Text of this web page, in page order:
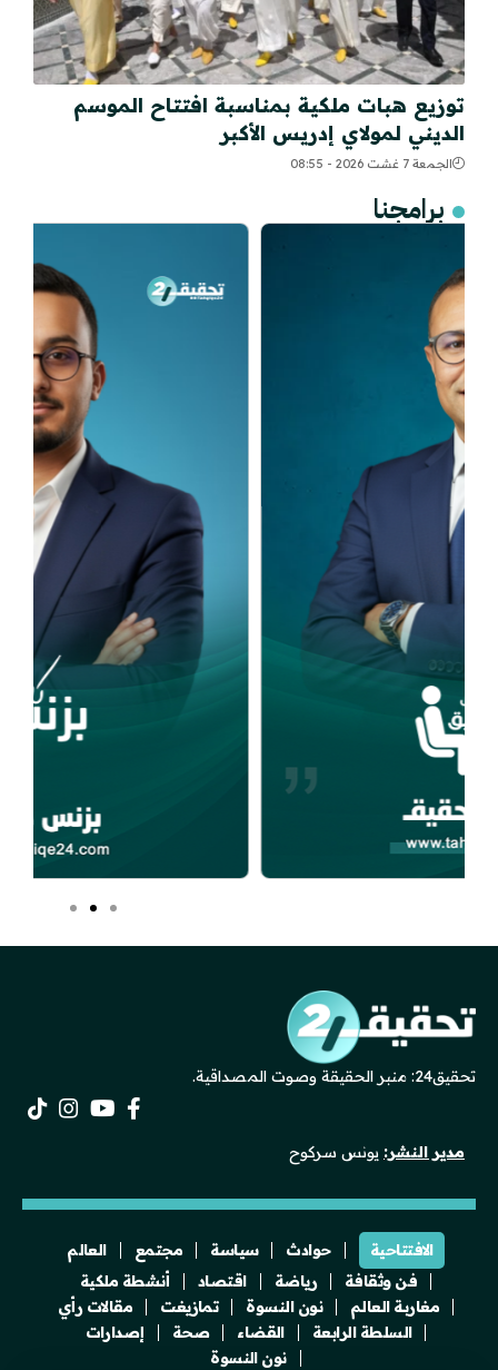
توزيع هبات ملكية بمناسبة افتتاح الموسم
الديني لمولاي إدريس الأكبر
الجمعة 7 غشت 2026 - 08:55
برامجنا
تحقيق24: منبر الحقيقة وصوت المصداقية.
مدير النشر: يونس سركوح
الافتتاحية حوادث سياسة مجتمع
العالم
فن وثقافة
رياضة اقتصاد
أنشطة ملكية
مغاربة العالم
نون النسوة تمازيغت
مقالات رأي
السلطة الرابعة
القضاء صحة
إصدارات
نون النسوة